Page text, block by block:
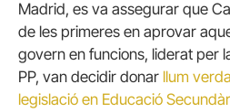
Madrid, es va assegurar que
de les primeres en aprovar
govern en funcions, liderat per
PP, van decidir donar llum
legislació en Educació